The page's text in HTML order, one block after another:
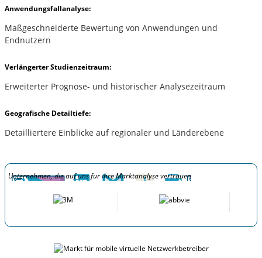
Anwendungsfallanalyse:
Maßgeschneiderte Bewertung von Anwendungen und
Endnutzern
Verlängerter Studienzeitraum:
Erweiterter Prognose- und historischer Analysezeitraum
Geografische Detailtiefe:
Detailliertere Einblicke auf regionaler und Länderebene
Unternehmen, die auf uns für ihre Marktanalyse vertrauen